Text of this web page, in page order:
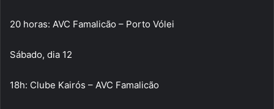
20 horas: AVC Famalicão – Porto Vólei
Sábado, dia 12
18h: Clube Kairós – AVC Famalicão